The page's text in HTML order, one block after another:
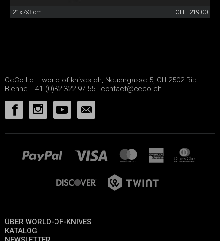
21x7x3 cm CHF 219.00
CeCo ltd. - world-of-knives.ch, Neuengasse 5, CH-2502 Biel-
Bienne, +41 (0)32 322 97 55 | contact@ceco.ch
ÜBER WORLD-OF-KNIVES
KATALOG